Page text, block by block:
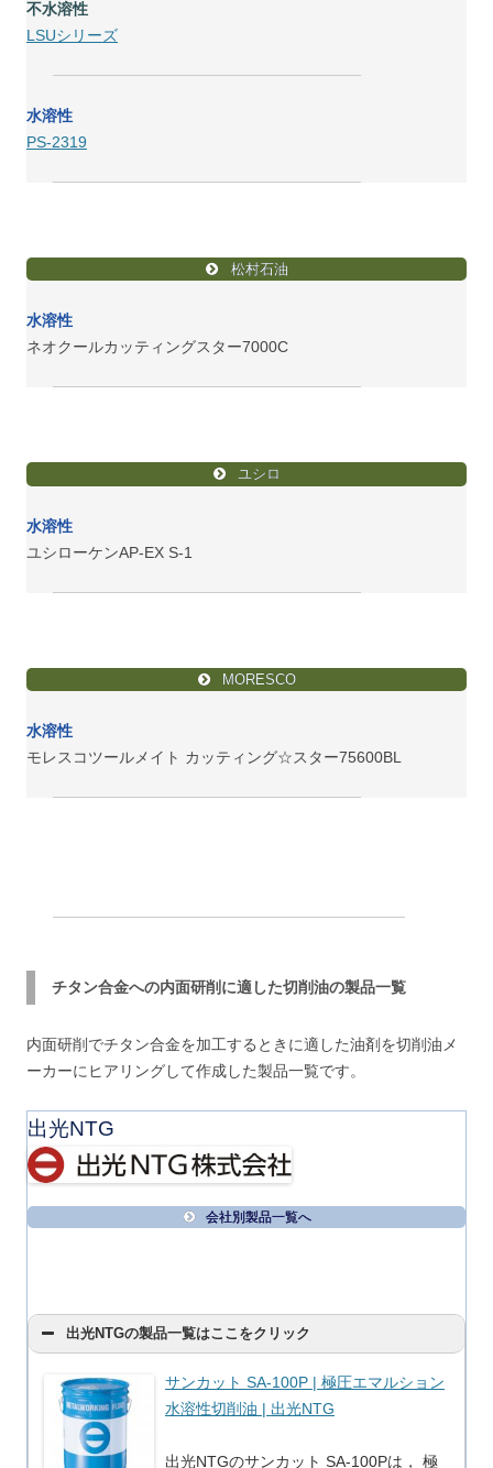
不水溶性
LSUシリーズ
水溶性
PS-2319
松村石油
水溶性
ネオクールカッティングスター7000C
ユシロ
水溶性
ユシローケンAP-EX S-1
MORESCO
水溶性
モレスコツールメイト カッティング☆スター75600BL
チタン合金への内面研削に適した切削油の製品一覧
内面研削でチタン合金を加工するときに適した油剤を切削油メ
ーカーにヒアリングして作成した製品一覧です。
出光NTG
会社別製品一覧へ
出光NTGの製品一覧はここをクリック
サンカット SA-100P | 極圧エマルション
水溶性切削油 | 出光NTG
出光NTGのサンカット SA-100Pは， 極